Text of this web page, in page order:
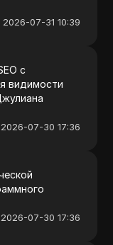
2026-07-31 10:39
с
видимости
2026-07-30 17:36
2026-07-30 17:36